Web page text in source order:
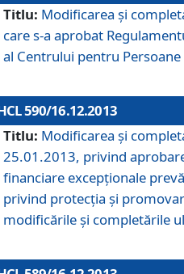
Titlu: Modificarea şi
care s-a aprobat
al Centrului pentru
590/16.12.2013
Titlu: Modificarea şi
25.01.2013, privind
financiare excepţionale
privind protecţia şi
modificările şi completările